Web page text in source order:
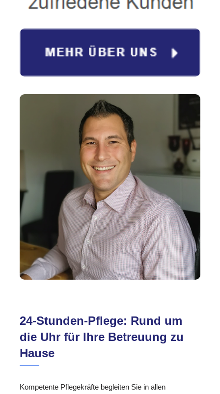
24-Stunden-Pflege: Rund um
die Uhr für Ihre Betreuung zu
Hause
Kompetente Pflegekräfte begleiten Sie in allen